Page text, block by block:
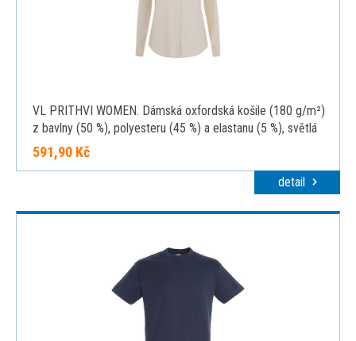
VL PRITHVI WOMEN. Dámská oxfordská košile (180 g/m²)
z bavlny (50 %), polyesteru (45 %) a elastanu (5 %), světlá
přírodní, L
591,90 Kč
detail